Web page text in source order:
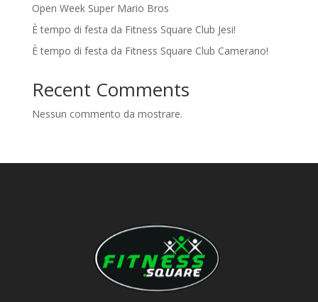
Open Week Super Mario Bros
È tempo di festa da Fitness Square Club Jesi!
È tempo di festa da Fitness Square Club Camerano!
Recent Comments
Nessun commento da mostrare.